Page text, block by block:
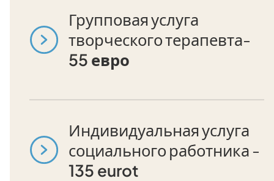
Групповая услуга
творческого терапевта-
55 евро
Индивидуальная услуга
социального работника -
135 eurot